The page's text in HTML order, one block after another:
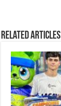
Related Articles